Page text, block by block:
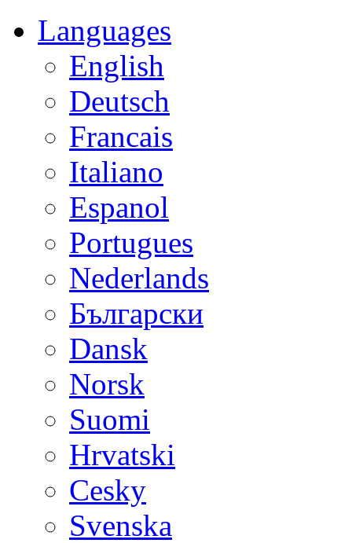
Languages
English
Deutsch
Francais
Italiano
Espanol
Portugues
Nederlands
Български
Dansk
Norsk
Suomi
Hrvatski
Cesky
Svenska